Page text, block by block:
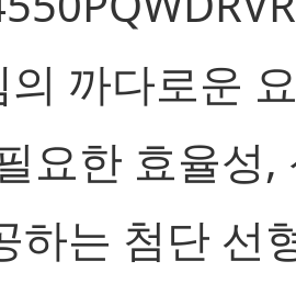
까다로운
요한 효율성
하는 첨단 선